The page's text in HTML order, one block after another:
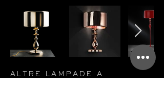
ALTRE LAMPADE A